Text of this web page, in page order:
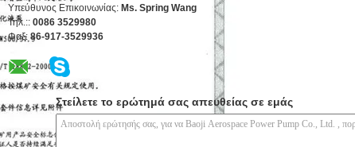
Υπεύθυνος Επικοινωνίας: Ms. Spring Wang
Τηλ.:: 0086 3529980
Φαξ: 86-917-3529936
Στείλετε το ερώτημά σας απευθείας σε εμάς